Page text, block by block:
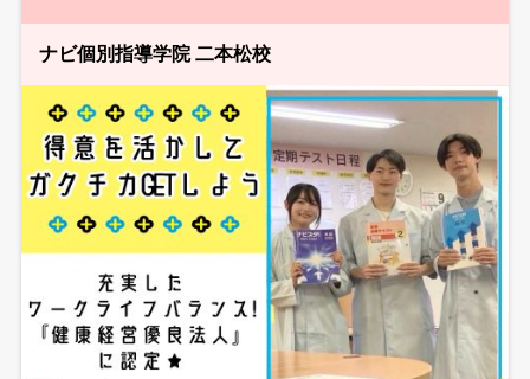
ナビ個別指導学院 二本松校